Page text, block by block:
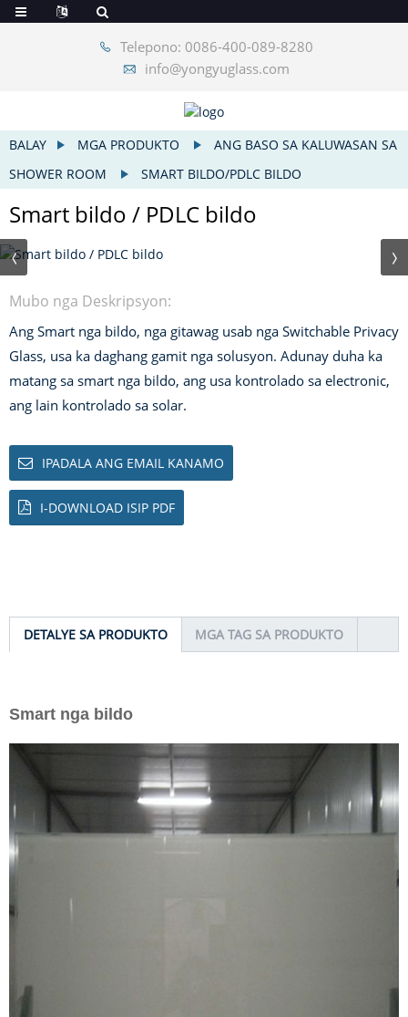
Telepono: 0086-400-089-8280
info@yongyuglass.com
BALAY MGA PRODUKTO
ANG BASO SA KALUWASAN SA
SHOWER ROOM
SMART BILDO/PDLC BILDO
Smart bildo / PDLC bildo
Mubo nga Deskripsyon:
Ang Smart nga bildo, nga gitawag usab nga Switchable Privacy
Glass, usa ka daghang gamit nga solusyon. Adunay duha ka
matang sa smart nga bildo, ang usa kontrolado sa electronic,
ang lain kontrolado sa solar.
IPADALA ANG EMAIL KANAMO
I-DOWNLOAD ISIP PDF
DETALYE SA PRODUKTO MGA TAG SA PRODUKTO
Smart nga bildo